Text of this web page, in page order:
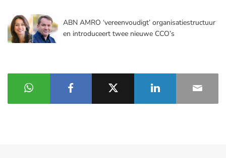
ABN AMRO ‘vereenvoudigt’ organisatiestructuur
en introduceert twee nieuwe CCO’s